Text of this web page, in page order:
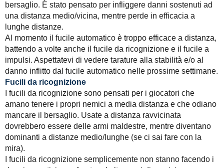
bersaglio. È stato pensato per infliggere danni sostenuti ad
una distanza medio/vicina, mentre perde in efficacia a
lunghe distanze.
Al momento il fucile automatico è troppo efficace a distanza,
battendo a volte anche il fucile da ricognizione e il fucile a
impulsi. Aspettatevi di vedere tarature alla stabilità e/o al
danno inflitto dal fucile automatico nelle prossime settimane.
Fucili da ricognizione
I fucili da ricognizione sono pensati per i giocatori che
amano tenere i propri nemici a media distanza e che odiano
mancare il bersaglio. Usate a distanza ravvicinata
dovrebbero essere delle armi maldestre, mentre diventano
dominanti a distanze medio/lunghe (se ci sai fare con la
mira).
I fucili da ricognizione semplicemente non stanno facendo i